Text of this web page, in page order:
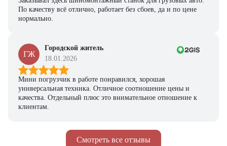
Смотреть все отзывы
По качеству всё отлично, работает без сбоев, да и по цене
нормально.
ГЖ
Городской житель
18.01.2026
Мини погрузчик в работе понравился, хорошая
универсальная техника. Отличное соотношение цены и
качества. Отдельный плюс это внимательное отношение к
клиентам.